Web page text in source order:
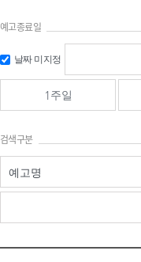
예고종료일
날짜 미지정
1주일
검색구분
예고명